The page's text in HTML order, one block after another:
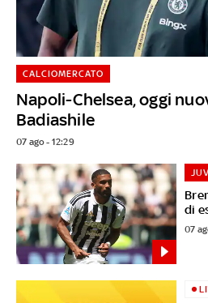
Napoli-Chelsea, oggi
Badiashile
CALCIOMERCATO
07 ago - 12:29
di
07